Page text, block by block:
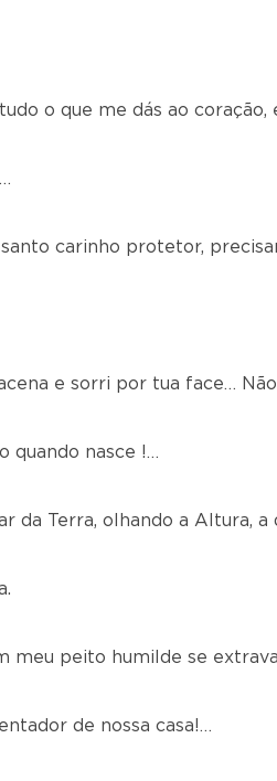
o que me dás ao
carinho protetor,
e sorri por tua face…
quando nasce !…
da Terra, olhando a Altura, a
peito humilde se
de nossa casa!…